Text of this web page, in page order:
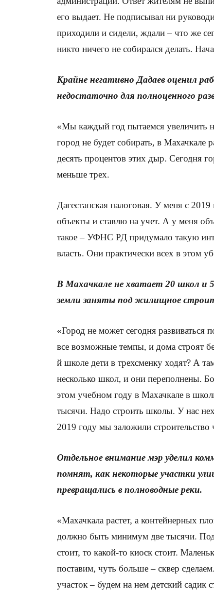
его выдает. Не подписывал ни
приходили и сидели, ждали – что же
никто ничего не собирался делать.
Крайне негативно Дадаев оценил
недостаточно для полноценного
«Мы каждый год пытаемся увеличить
город не будет собирать, в
десять процентов этих дыр. Сегодня
меньше трех.
Дагестанская налоговая. У меня с
объекты и ставлю на учет. А у меня
такое – УФНС РД придумало такую
власть. Они практически всех в этом
В Махачкале не хватает 20 школ и
земли заняты под жилищное
«Город не может сегодня
все возможные темпы, и дома строят
й школе дети в трехсменку ходят? А
несколько школ, и они переполнены.
этом учебном году в Махачкале в
тысячи. Надо строить школы. У нас
2019 году мы заложили
Отдельное внимание мэр уделил
помнят, как некоторые участки
превращались в полноводные реки.
«Махачкала растет, а контейнерных
должно быть минимум две тысячи.
стоит, то какой-то киоск стоит.
поставим, чуть больше – сквер
участок – будем на нем детский садик